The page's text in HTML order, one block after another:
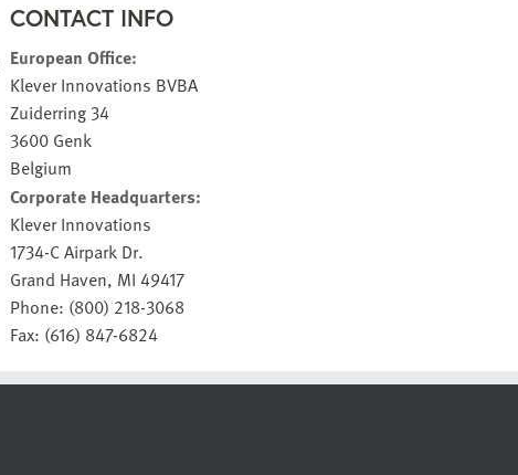
CONTACT INFO
European Office:
Klever Innovations BVBA
Zuiderring 34
3600 Genk
Belgium
Corporate Headquarters:
Klever Innovations
1734-C Airpark Dr.
Grand Haven, MI 49417
Phone: (800) 218-3068
Fax: (616) 847-6824